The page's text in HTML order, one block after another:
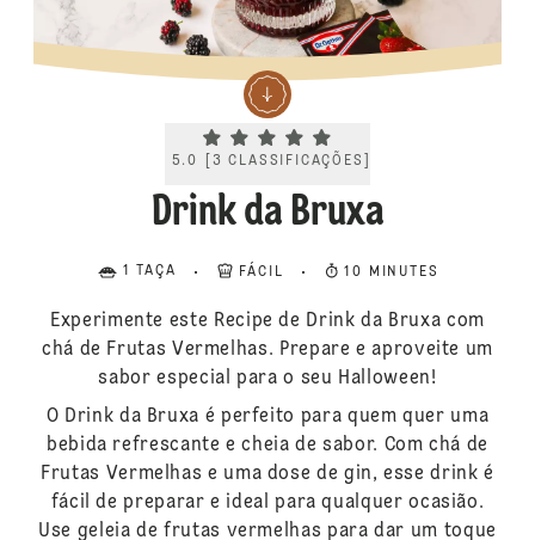
Current rating 5.0. Click to rate.
5.0 3 CLASSIFICAÇÕES
Drink da Bruxa
1 TAÇA FÁCIL 10 MINUTES
Experimente este Recipe de Drink da Bruxa com
chá de Frutas Vermelhas. Prepare e aproveite um
sabor especial para o seu Halloween!
O Drink da Bruxa é perfeito para quem quer uma
bebida refrescante e cheia de sabor. Com chá de
Frutas Vermelhas e uma dose de gin, esse drink é
fácil de preparar e ideal para qualquer ocasião.
Use geleia de frutas vermelhas para dar um toque